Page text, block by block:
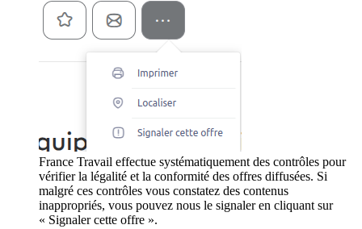
France Travail effectue systématiquement des contrôles pour
vérifier la légalité et la conformité des offres diffusées. Si
malgré ces contrôles vous constatez des contenus
inappropriés, vous pouvez nous le signaler en cliquant sur
« Signaler cette offre ».